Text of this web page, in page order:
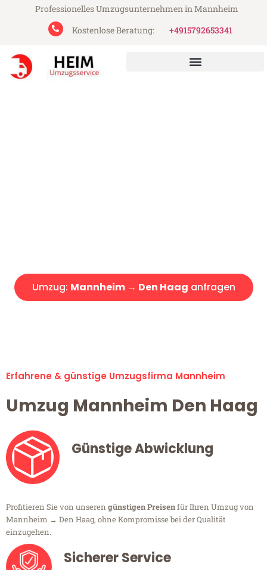
Professionelles Umzugsunternehmen in Mannheim
Kostenlose Beratung:
+4915792653341
Umzug: Mannheim → Den Haag anfragen
Erfahrene & günstige Umzugsfirma Mannheim
Umzug Mannheim Den Haag
Günstige Abwicklung
Profitieren Sie von unseren günstigen Preisenfür Ihren Umzug von
Mannheim → Den Haag, ohne Kompromisse bei der Qualität
einzugehen.
Sicherer Service